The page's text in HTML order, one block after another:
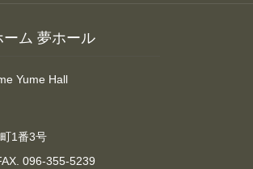
ム 夢ホール
Yume Hall
1番3号
096-355-5239